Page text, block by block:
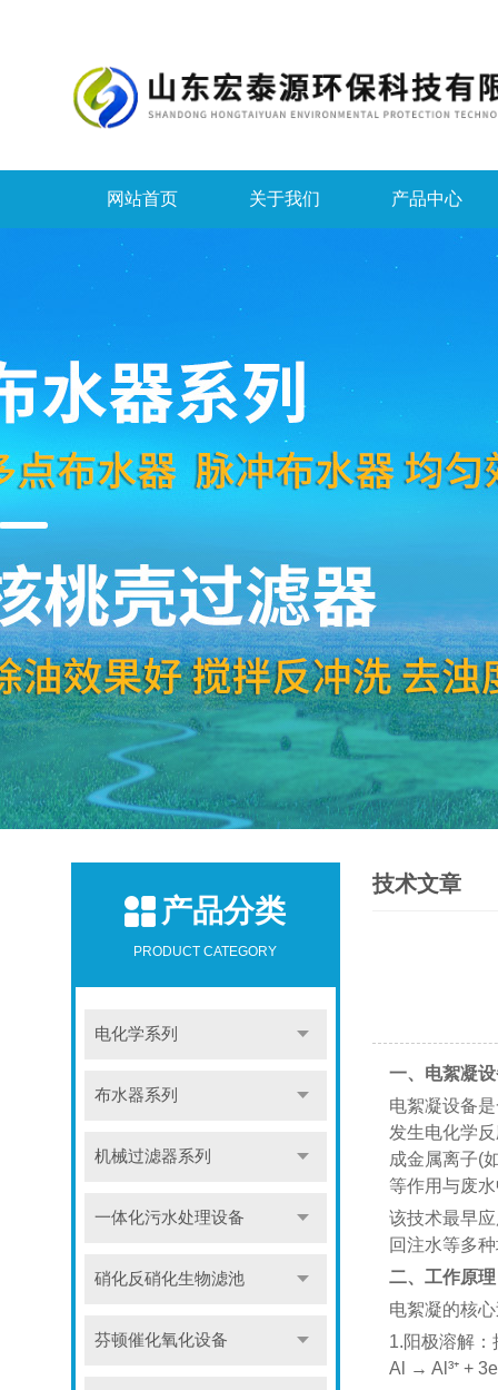
网站首页 关于我们 产品中心
产品分类
PRODUCT CATEGORY
电化学系列
布水器系列
机械过滤器系列
一体化污水处理设备
硝化反硝化生物滤池
芬顿催化氧化设备
技术文章
一、电絮凝
电絮凝设备
发生电化学
成金属离子(
等作用与废
该技术最早
回注水等多
二、工作原理
电絮凝的核
1.​​阳极溶解​​
Al → Al³⁺ +